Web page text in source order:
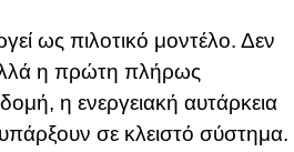
ως πιλοτικό μοντέλο. Δεν
η πρώτη πλήρως
η ενεργειακή αυτάρκεια
σε κλειστό σύστημα.